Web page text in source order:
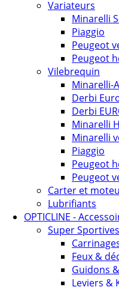
Variateurs
Minarelli
Piaggio
Peugeot
Peugeot
Vilebrequin
Minarelli-
Derbi
Derbi
Minarelli
Minarelli
Piaggio
Peugeot
Peugeot
Carter et
Lubrifiants
OPTICLINE -
Super Sportives
Feux &
Guidons
Leviers &